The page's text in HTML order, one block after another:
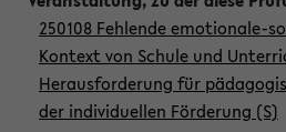
250108 Fehlende emotionale-
Kontext von Schule und
Herausforderung für
der individuellen Förderung (S)